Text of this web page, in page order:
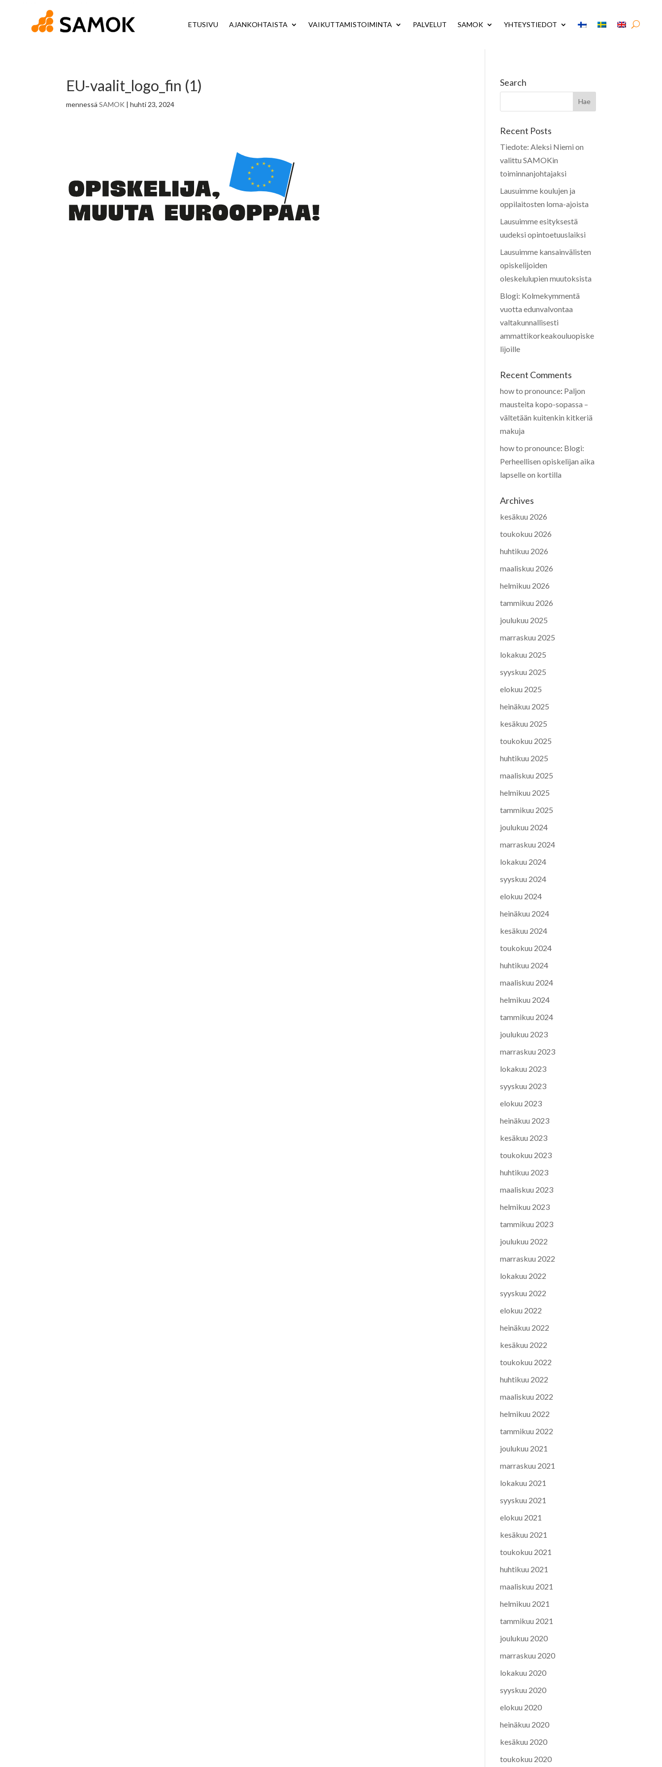
ETUSIVU AJANKOHTAISTA VAIKUTTAMISTOIMINTA PALVELUT SAMOK YHTEYSTIEDOT
EU-vaalit_logo_fin (1)
mennessäSAMOK |huhti 23, 2024
Search
Recent Posts
Tiedote: Aleksi Niemi on
valittu SAMOKin
toiminnanjohtajaksi
Lausuimme koulujen ja
oppilaitosten loma-ajoista
Lausuimme esityksestä
uudeksi opintoetuuslaiksi
Lausuimme kansainvälisten
opiskelijoiden
oleskelulupien muutoksista
Blogi: Kolmekymmentä
vuotta edunvalvontaa
valtakunnallisesti
ammattikorkeakouluopiske
lijoille
Recent Comments
how to pronounce: Paljon
mausteita kopo-sopassa –
vältetään kuitenkin kitkeriä
makuja
how to pronounce: Blogi:
Perheellisen opiskelijan aika
lapselle on kortilla
Archives
kesäkuu 2026
toukokuu 2026
huhtikuu 2026
maaliskuu 2026
helmikuu 2026
tammikuu 2026
joulukuu 2025
marraskuu 2025
lokakuu 2025
syyskuu 2025
elokuu 2025
heinäkuu 2025
kesäkuu 2025
toukokuu 2025
huhtikuu 2025
maaliskuu 2025
helmikuu 2025
tammikuu 2025
joulukuu 2024
marraskuu 2024
lokakuu 2024
syyskuu 2024
elokuu 2024
heinäkuu 2024
kesäkuu 2024
toukokuu 2024
huhtikuu 2024
maaliskuu 2024
helmikuu 2024
tammikuu 2024
joulukuu 2023
marraskuu 2023
lokakuu 2023
syyskuu 2023
elokuu 2023
heinäkuu 2023
kesäkuu 2023
toukokuu 2023
huhtikuu 2023
maaliskuu 2023
helmikuu 2023
tammikuu 2023
joulukuu 2022
marraskuu 2022
lokakuu 2022
syyskuu 2022
elokuu 2022
heinäkuu 2022
kesäkuu 2022
toukokuu 2022
huhtikuu 2022
maaliskuu 2022
helmikuu 2022
tammikuu 2022
joulukuu 2021
marraskuu 2021
lokakuu 2021
syyskuu 2021
elokuu 2021
kesäkuu 2021
toukokuu 2021
huhtikuu 2021
maaliskuu 2021
helmikuu 2021
tammikuu 2021
joulukuu 2020
marraskuu 2020
lokakuu 2020
syyskuu 2020
elokuu 2020
heinäkuu 2020
kesäkuu 2020
toukokuu 2020